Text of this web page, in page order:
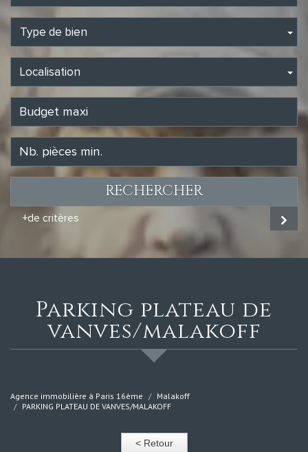
Type de bien
Localisation
RECHERCHER
+de critères
parking plateau de
vanves/malakoff
Agence immobilière à Paris 16ème
Malakoff
PARKING PLATEAU DE VANVES/MALAKOFF
< Retour